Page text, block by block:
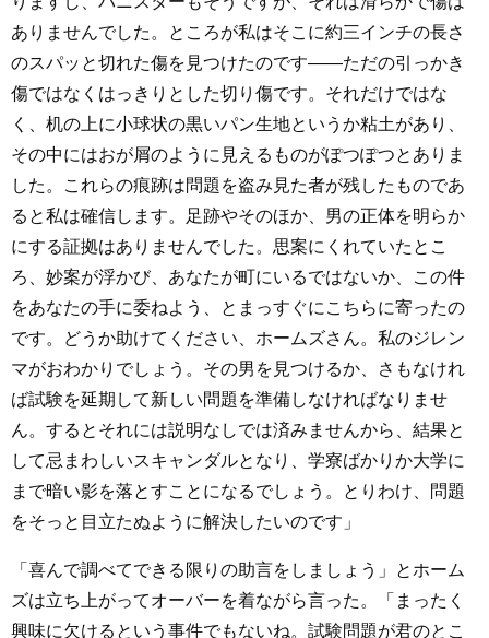
ありませんでした。ところが私はそこに約三インチの長さ
のスパッと切れた傷を見つけたのです――ただの引っかき
傷ではなくはっきりとした切り傷です。それだけではな
く、机の上に小球状の黒いパン生地というか粘土があり、
その中にはおが屑のように見えるものがぽつぽつとありま
した。これらの痕跡は問題を盗み見た者が残したものであ
ると私は確信します。足跡やそのほか、男の正体を明らか
にする証拠はありませんでした。思案にくれていたとこ
ろ、妙案が浮かび、あなたが町にいるではないか、この件
をあなたの手に委ねよう、とまっすぐにこちらに寄ったの
です。どうか助けてください、ホームズさん。私のジレン
マがおわかりでしょう。その男を見つけるか、さもなけれ
ば試験を延期して新しい問題を準備しなければなりませ
ん。するとそれには説明なしでは済みませんから、結果と
して忌まわしいスキャンダルとなり、学寮ばかりか大学に
まで暗い影を落とすことになるでしょう。とりわけ、問題
をそっと目立たぬように解決したいのです」
「喜んで調べてできる限りの助言をしましょう」とホーム
ズは立ち上がってオーバーを着ながら言った。「まったく
興味に欠けるという事件でもないね。試験問題が君のとこ